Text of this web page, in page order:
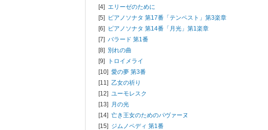
[4] エリーゼのために
[5] ピアノソナタ 第17番「テンペスト」第3楽章
[6] ピアノソナタ 第14番「月光」第1楽章
[7] バラード 第1番
[8] 別れの曲
[9]
トロイメライ
[10] 愛の夢 第3番
[11] 乙女の祈り
[12] ユーモレスク
[13] 月の光
[14] 亡き王女のためのパヴァーヌ
[15] ジムノペディ 第1番